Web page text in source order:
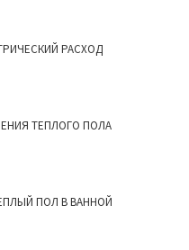
РАСХОД
ТЕПЛОГО ПОЛА
ПОЛ В ВАННОЙ